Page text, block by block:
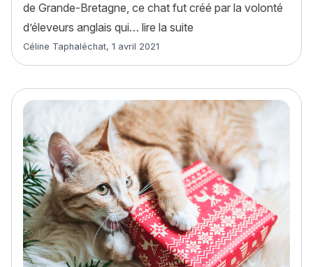
de Grande-Bretagne, ce chat fut créé par la volonté
d’éleveurs anglais qui… lire la suite
Article rédigé par
Céline Taphaléchat, 1 avril 2021